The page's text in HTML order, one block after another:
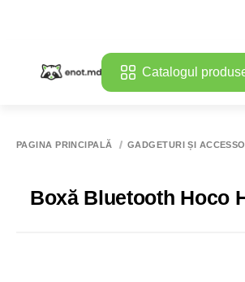
Catalogul
PAGINA PRINCIPALĂ GADGETURI ȘI
Boxă Bluetooth Hoco